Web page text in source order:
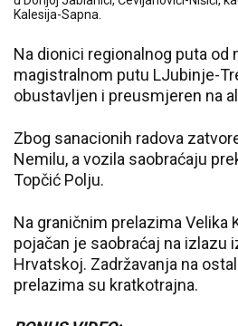
Kalesija-Sapna.
Na dionici regionalnog puta od
magistralnom putu LJubinje-
obustavljen i preusmjeren na
Zbog sanacionih radova
Nemilu, a vozila saobraćaju
Topčić Polju.
Na graničnim prelazima Velika
pojačan je saobraćaj na izlazu
Hrvatskoj. Zadržavanja na
prelazima su kratkotrajna.